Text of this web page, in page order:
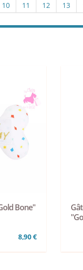
10 11 12 13
Bone"
8,90 €